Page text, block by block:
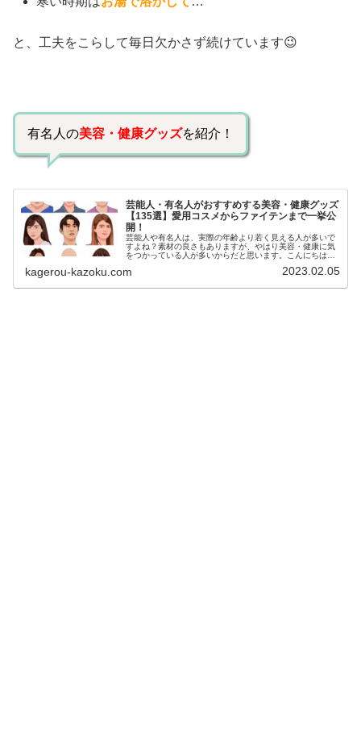
と、工夫をこらして毎日欠かさず続けています😉
有名人の美容・健康グッズを紹介！
芸能人・有名人がおすすめする美容・健康グッズ
【135選】愛用コスメからファイテンまで一挙公
開！
芸能人や有名人は、実際の年齢より若く見える人が多いで
すよね？素材の良さもありますが、やはり美容・健康に気
をつかっている人が多いからだと思います。こんにちは！
いるのでしょうか？今回は、芸能人...
kagerou-kazoku.com 2023.02.05